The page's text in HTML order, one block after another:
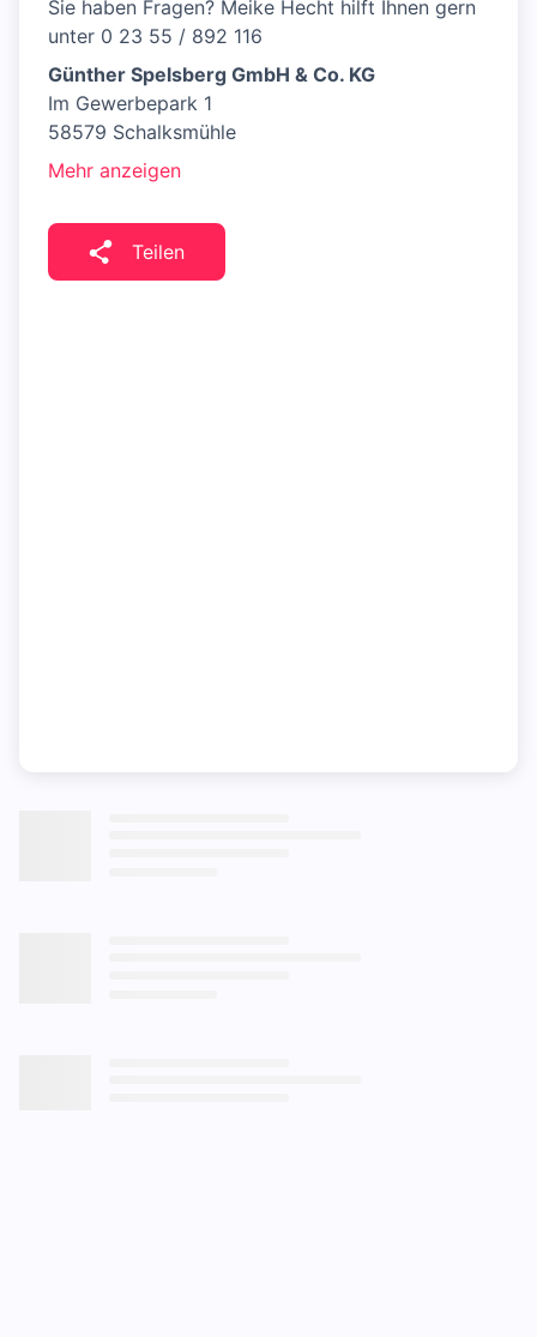
Sie haben Fragen? Meike Hecht hilft Ihnen gern
unter 0 23 55 / 892 116
Günther Spelsberg GmbH & Co. KG
Im Gewerbepark 1
58579 Schalksmühle
Mehr anzeigen
Teilen